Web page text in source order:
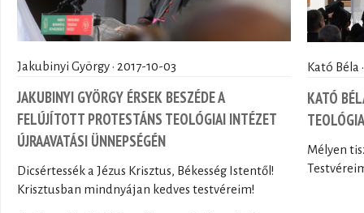
Jakubinyi György · 2017-10-03
JAKUBINYI GYÖRGY ÉRSEK BESZÉDE A
FELÚJÍTOTT PROTESTÁNS TEOLÓGIAI INTÉZET
ÚJRAAVATÁSI ÜNNEPSÉGÉN
Dicsértessék a Jézus Krisztus, Békesség Istentől!
Krisztusban mindnyájan kedves testvéreim!
Kató Béla
KATÓ
Mélyen